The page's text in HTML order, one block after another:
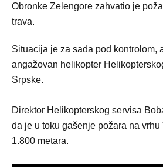
Obronke Zelengore zahvatio je
trava.
Situacija je za sada pod kontrolom,
angažovan helikopter
Srpske.
Direktor Helikopterskog servisa
da je u toku gašenje požara na
1.800 metara.